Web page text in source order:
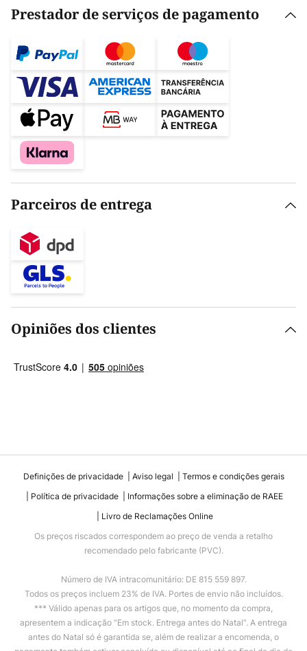
Prestador de serviços de pagamento
Parceiros de entrega
Opiniões dos clientes
Definições de privacidade Aviso legal
Termos e condições gerais
Política de privacidade
Informações sobre a eliminação de RAEE
Livro de Reclamações Online
Os preços riscados correspondem ao preço de venda a retalho
recomendado pelo fabricante (PVC).
Número de IVA intracomunitário: DE 815 559 897.
Todos os preços incluem 23% de IVA. Portes de envio não incluídos.
*** Válido apenas para os artigos que, no momento da compra,
apresentem a indicação “Em stock. Entrega antes do Natal”. A entrega
antes do Natal só é garantida se, além de realizar a encomenda, o